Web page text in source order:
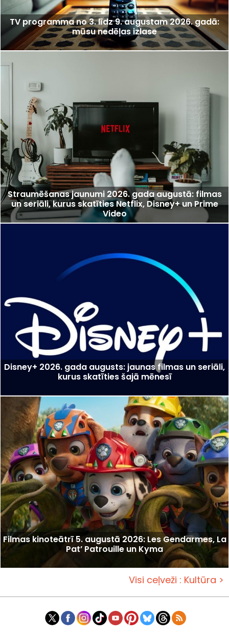
TV programma no 3. līdz 9. augustam 2026. gadā:
mūsu nedēļas izlase
Straumēšanas jaunumi 2026. gada augustā: filmas
un seriāli, kurus skatīties Netflix, Disney+ un Prime
Video
Disney+ 2026. gada augusts: jaunas filmas un seriāli,
kurus skatīties šajā mēnesī
Filmas kinoteātrī 5. augustā 2026: Les Gendarmes, La
Pat’ Patrouille un Kyma
Visi ceļveži : Kultūra >